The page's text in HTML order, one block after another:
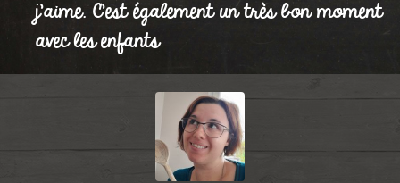
j'aime. C'est également un très bon moment
avec les enfants